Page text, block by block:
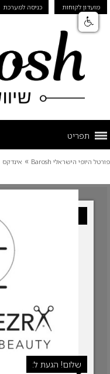
מועדון לקוחות כניסה למערכת
תפריט
פורטל היופי הישראלי Barosh » אינדקס
שלום! הגעת ל: